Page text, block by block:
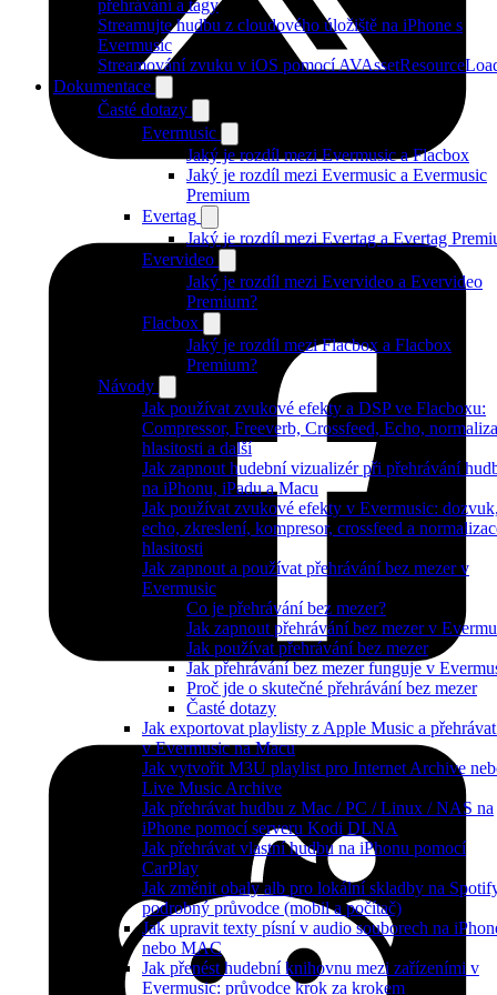
přehrávání a tagy
Streamujte hudbu z cloudového úložiště na iPhone s
Evermusic
Streamování zvuku v iOS pomocí
Dokumentace
Časté dotazy
Evermusic
Jaký je rozdíl mezi Evermusic a Flacbox
Jaký je rozdíl mezi Evermusic a Evermusic
Premium
Evertag
Jaký je rozdíl mezi Evertag a Evertag
Evervideo
Jaký je rozdíl mezi Evervideo a Evervideo
Premium?
Flacbox
Jaký je rozdíl mezi Flacbox a Flacbox
Premium?
Návody
Jak používat zvukové efekty a DSP ve Flacboxu:
Compressor, Freeverb, Crossfeed, Echo,
hlasitosti a další
Jak zapnout hudební vizualizér při přehrávání
na iPhonu, iPadu a Macu
Jak používat zvukové efekty v Evermusic:
echo, zkreslení, kompresor, crossfeed a
hlasitosti
Jak zapnout a používat přehrávání bez mezer v
Evermusic
Co je přehrávání bez mezer?
Jak zapnout přehrávání bez mezer v
Jak používat přehrávání bez mezer
Jak přehrávání bez mezer funguje v
Proč jde o skutečné přehrávání bez mezer
Časté dotazy
Jak exportovat playlisty z Apple Music a
v Evermusic na Macu
Jak vytvořit M3U playlist pro Internet Archive
Live Music Archive
Jak přehrávat hudbu z Mac / PC / Linux / NAS na
iPhone pomocí serveru Kodi DLNA
Jak přehrávat vlastní hudbu na iPhonu pomocí
CarPlay
Jak změnit obaly alb pro lokální skladby na
podrobný průvodce (mobil a počítač)
Jak upravit texty písní v audio souborech na
nebo MAC
Jak přenést hudební knihovnu mezi zařízeními v
Evermusic: průvodce krok za krokem